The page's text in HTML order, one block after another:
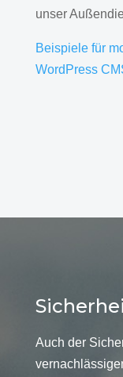
unser
Beispiele für
WordPress
Auch der